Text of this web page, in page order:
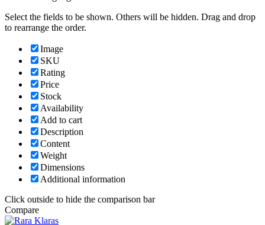
Select the fields to be shown. Others will be hidden. Drag and drop
to rearrange the order.
Image
SKU
Rating
Price
Stock
Availability
Add to cart
Description
Content
Weight
Dimensions
Additional information
Click outside to hide the comparison bar
Compare